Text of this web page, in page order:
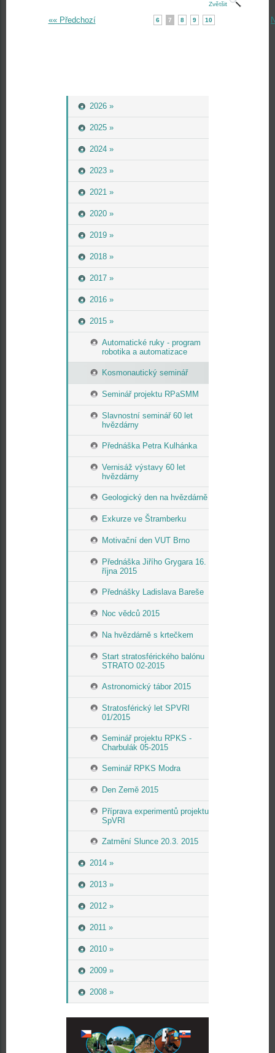
2026 »
2025 »
2024 »
2023 »
2021 »
2020 »
2019 »
2018 »
2017 »
2016 »
2015 »
Automatické ruky - program
robotika a automatizace
Kosmonautický seminář
Seminář projektu RPaSMM
Slavnostní seminář 60 let
hvězdárny
Přednáška Petra Kulhánka
Vernisáž výstavy 60 let
hvězdárny
Geologický den na hvězdárně
Exkurze ve Štramberku
Motivační den VUT Brno
Přednáška Jiřího Grygara 16.
října 2015
Přednášky Ladislava Bareše
Noc vědců 2015
Na hvězdárně s krtečkem
Start stratosférického balónu
STRATO 02-2015
Astronomický tábor 2015
Stratosférický let SPVRI
01/2015
Seminář projektu RPKS -
Charbulák 05-2015
Seminář RPKS Modra
Den Země 2015
Příprava experimentů projektu
SpVRI
Zatmění Slunce 20.3. 2015
2014 »
2013 »
2012 »
2011 »
2010 »
2009 »
2008 »
Zvětšit
«« Předchozí 6 7 8 9 10